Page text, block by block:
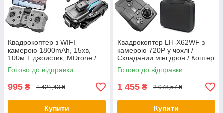
Квадрокоптер з WIFI
камерою 1800mAh, 15хв,
100м + джойстик, MDrone /
Дитячий коптер / Складаний
дрон з пультом
Готово до відправки
995 ₴ 1 421,43 ₴
Купити
Квадрокоптер LH-X62WF з
камерою 720P у чохлі /
Складаний міні дрон / Коптер
з пультом
Готово до відправки
1 455 ₴ 2 078,57 ₴
Купити